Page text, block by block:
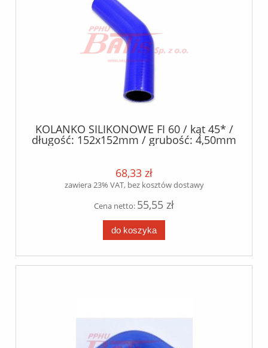
KOLANKO SILIKONOWE FI 60 / kąt 45* /
długość: 152x152mm / grubość: 4,50mm
/- 0.5mm / silikon poliester /
68,33 zł
zawiera 23% VAT, bez kosztów dostawy
Cena netto: 55,55 zł
do koszyka